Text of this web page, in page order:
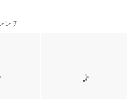
ンチ